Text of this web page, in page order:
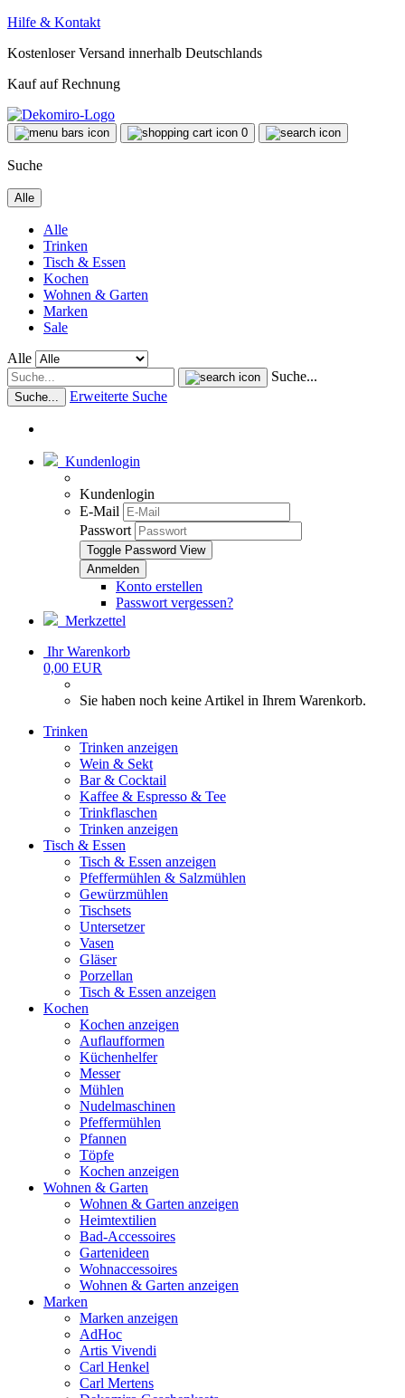
Hilfe & Kontakt
Kostenloser Versand innerhalb Deutschlands
Kauf auf Rechnung
0
Suche
Alle
Alle
Trinken
Tisch & Essen
Kochen
Wohnen & Garten
Marken
Sale
Alle
Suche...
Suche... Erweiterte Suche
Kundenlogin
Kundenlogin
E-Mail
Passwort
Toggle Password View
Konto erstellen
Passwort vergessen?
Merkzettel
Ihr Warenkorb
0,00 EUR
Sie haben noch keine Artikel in Ihrem Warenkorb.
Trinken
Trinken anzeigen
Wein & Sekt
Bar & Cocktail
Kaffee & Espresso & Tee
Trinkflaschen
Trinken anzeigen
Tisch & Essen
Tisch & Essen anzeigen
Pfeffermühlen & Salzmühlen
Gewürzmühlen
Tischsets
Untersetzer
Vasen
Gläser
Porzellan
Tisch & Essen anzeigen
Kochen
Kochen anzeigen
Auflaufformen
Küchenhelfer
Messer
Mühlen
Nudelmaschinen
Pfeffermühlen
Pfannen
Töpfe
Kochen anzeigen
Wohnen & Garten
Wohnen & Garten anzeigen
Heimtextilien
Bad-Accessoires
Gartenideen
Wohnaccessoires
Wohnen & Garten anzeigen
Marken
Marken anzeigen
AdHoc
Artis Vivendi
Carl Henkel
Carl Mertens